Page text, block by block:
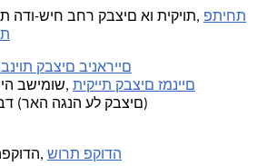
בחירה בתיבת הדו-שיח בחר פתיחת
תבניות קבצים
קבצים תיקיית קבצים זמניים
קבצים לקריאה בלבד
ציון שורת פקודה